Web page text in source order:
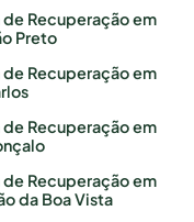
Recuperação em
Preto
Recuperação em
Recuperação em
Recuperação em
da Boa Vista